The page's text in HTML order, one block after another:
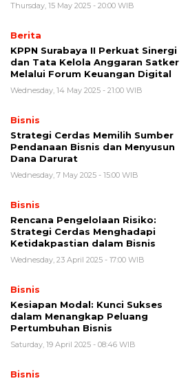
Thursday, 15 May 2025 - 20:00 WIB
Berita
KPPN Surabaya II Perkuat Sinergi
dan Tata Kelola Anggaran Satker
Melalui Forum Keuangan Digital
Wednesday, 14 May 2025 - 21:00 WIB
Bisnis
Strategi Cerdas Memilih Sumber
Pendanaan Bisnis dan Menyusun
Dana Darurat
Wednesday, 7 May 2025 - 15:00 WIB
Bisnis
Rencana Pengelolaan Risiko:
Strategi Cerdas Menghadapi
Ketidakpastian dalam Bisnis
Wednesday, 23 April 2025 - 17:00 WIB
Bisnis
Kesiapan Modal: Kunci Sukses
dalam Menangkap Peluang
Pertumbuhan Bisnis
Saturday, 19 April 2025 - 08:46 WIB
Bisnis